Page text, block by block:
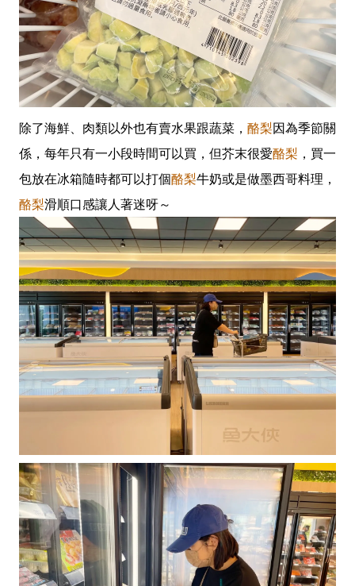
除了海鮮、肉類以外也有賣水果跟蔬菜， 酪梨因為季節關
係，每年只有一小段時間可以買，但芥末很愛酪梨 ，買一
包放在冰箱隨時都可以打個酪梨牛奶或是做墨西哥料理，
酪梨滑順口感讓人著迷呀～